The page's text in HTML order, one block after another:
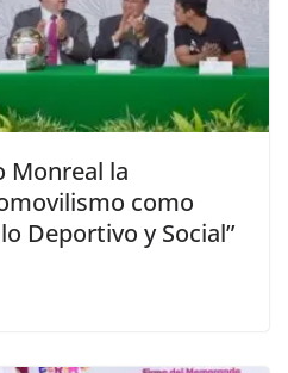
Monreal la
como
Deportivo y Social”